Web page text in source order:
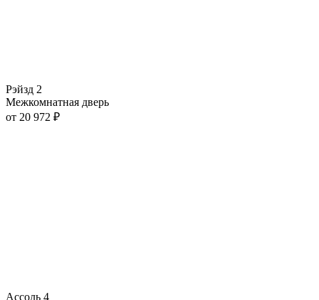
Рэйзд 2
Межкомнатная дверь
от 20 972 ₽
Ассоль 4